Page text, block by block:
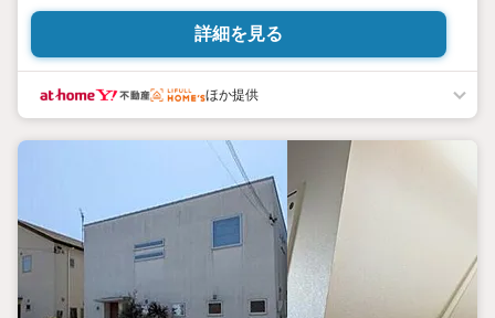
詳細を見る
ほか提供